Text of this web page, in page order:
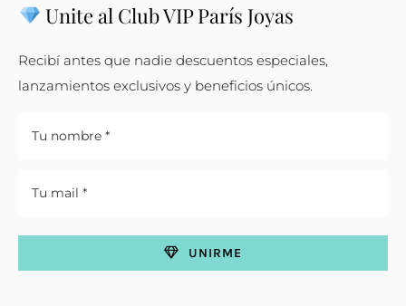
Unite al Club VIP París Joyas
Recibí antes que nadie descuentos especiales,
lanzamientos exclusivos y beneficios únicos.
UNIRME